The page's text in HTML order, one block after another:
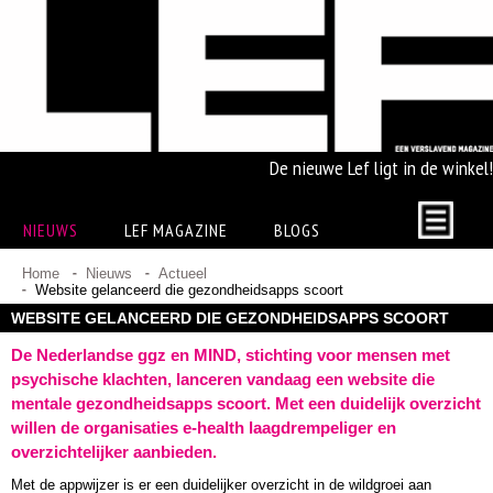
De nieuwe Lef ligt in de winkel!
NIEUWS LEF MAGAZINE BLOGS
Home Nieuws
Actueel
Website gelanceerd die gezondheidsapps scoort
WEBSITE GELANCEERD DIE GEZONDHEIDSAPPS SCOORT
De Nederlandse ggz en MIND, stichting voor mensen met
psychische klachten, lanceren vandaag een website die
mentale gezondheidsapps scoort. Met een duidelijk overzicht
willen de organisaties e-health laagdrempeliger en
overzichtelijker aanbieden.
Met de appwijzer is er een duidelijker overzicht in de wildgroei aan